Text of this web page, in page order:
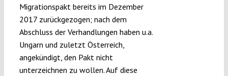
Migrationspakt bereits im Dezember
2017 zurückgezogen; nach dem
Abschluss der Verhandlungen haben u.a.
Ungarn und zuletzt Österreich,
angekündigt, den Pakt nicht
unterzeichnen zu wollen. Auf diese